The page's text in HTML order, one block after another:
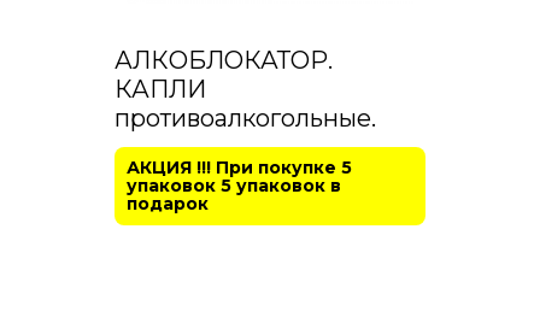
АЛКОБЛОКАТОР.
КАПЛИ
противоалкогольные.
АКЦИЯ !!! При покупке 5
упаковок 5 упаковок в
подарок